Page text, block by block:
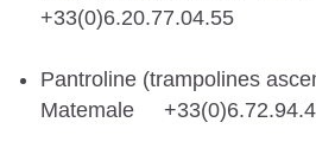
+33(0)6.20.77.04.55
Pantroline (trampolines
Matemale